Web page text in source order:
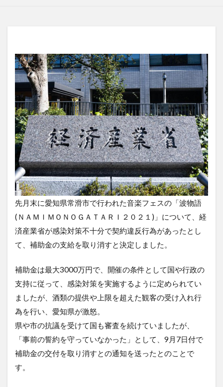
先月末に愛知県常滑市で行われた音楽フェスの「波物語
(ＮＡＭＩＭＯＮＯＧＡＴＡＲＩ２０２１)」について、経
済産業省が感染対策不十分で契約違反行為があったとし
て、補助金の支給を取り消すと決定しました。
補助金は最大3000万円で、開催の条件として国や行政の
支持に従って、感染対策を実施するように定められてい
ましたが、酒類の提供や上限を超えた観客の受け入れ行
為を行い、愛知県が激怒。
県や市の抗議を受けて国も審査を続けていましたが、
「事前の誓約を守っていなかった」として、9月7日付で
補助金の交付を取り消すとの通知を送ったとのことで
す。